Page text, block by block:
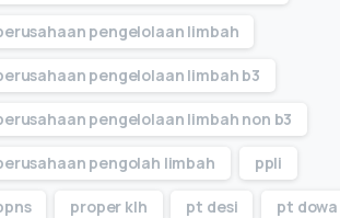
pengelolaan limbah
pengelolaan limbah b3
pengelolaan limbah non b3
pengolah limbah ppli
proper klh pt desi pt dowa